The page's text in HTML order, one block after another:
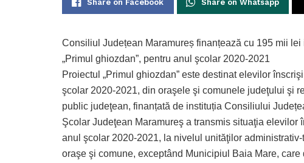
Share on Facebook Share on Whatsapp
Consiliul Județean Maramureș finanțează cu 195 mii
„Primul ghiozdan”, pentru anul şcolar 2020-2021
Proiectul „Primul ghiozdan” este destinat elevilor
şcolar 2020-2021, din oraşele şi comunele judeţului şi
public judeţean, finanțată de instituția Consiliului
Şcolar Judeţean Maramureş a transmis situaţia elevilor
anul şcolar 2020-2021, la nivelul unităţilor
oraşe şi comune, exceptând Municipiul Baia Mare,